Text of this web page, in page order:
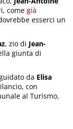
comegià
esserci un
, zio di Jean-
giunta di
da Elisa
con
al Turismo,